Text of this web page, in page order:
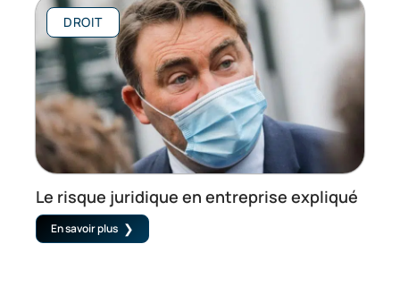
DROIT
Le risque juridique en entreprise expliqué
En savoir plus